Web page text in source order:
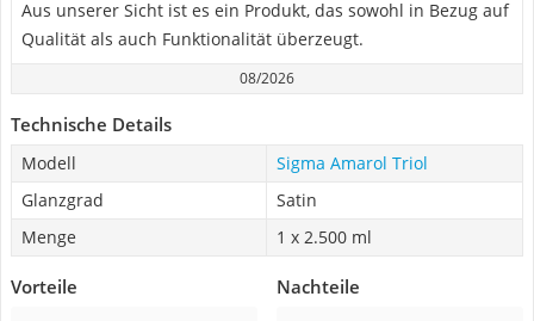
Aus unserer Sicht ist es ein Produkt, das sowohl in Bezug auf
Qualität als auch Funktionalität überzeugt.
08/2026
Technische Details
Modell
Sigma Amarol Triol
Glanzgrad
Satin
Menge
1 x 2.500 ml
Vorteile Nachteile